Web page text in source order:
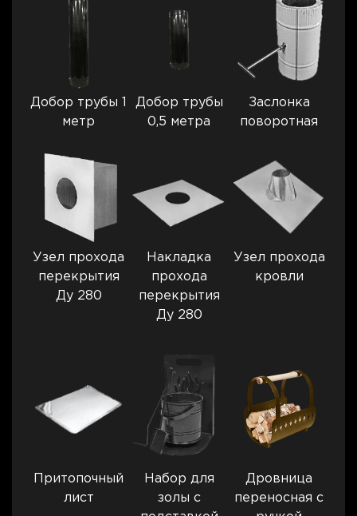
Добор трубы 1
метр
Добор трубы
0,5 метра
Заслонка
поворотная
Узел прохода
перекрытия
Ду 280
Накладка
прохода
перекрытия
Ду 280
Узел прохода
кровли
Притопочный
лист
Набор для
золы с
Дровница
переносная с